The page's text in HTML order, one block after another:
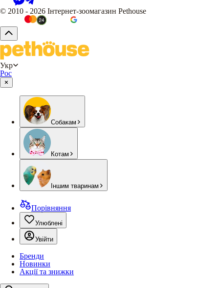
© 2010 - 2026 Інтернет-зоомагазин Pethouse
Укр
Рос
Собакам
Котам
Іншим тваринам
Порівняння
Улюблені
Увійти
Бренди
Новинки
Акції та знижки